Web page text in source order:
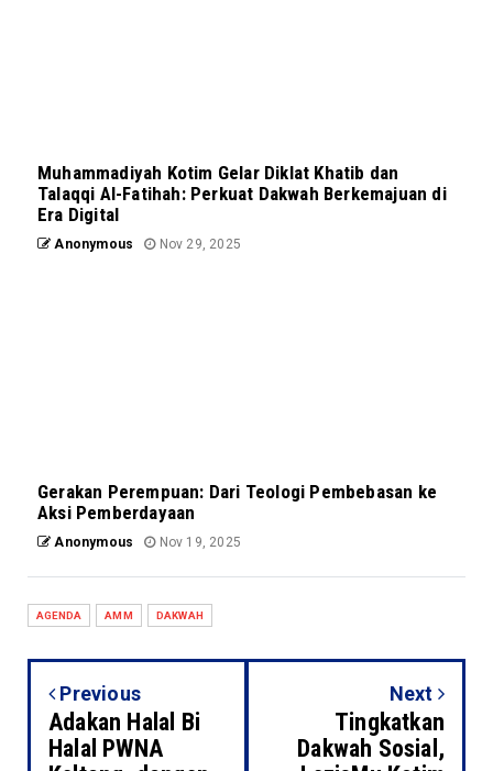
Muhammadiyah Kotim Gelar Diklat Khatib dan
Talaqqi Al-Fatihah: Perkuat Dakwah Berkemajuan di
Era Digital
Anonymous Nov 29, 2025
Gerakan Perempuan: Dari Teologi Pembebasan ke
Aksi Pemberdayaan
Anonymous Nov 19, 2025
AGENDA AMM DAKWAH
Previous
Adakan Halal Bi
Halal PWNA
Next
Tingkatkan
Dakwah Sosial,